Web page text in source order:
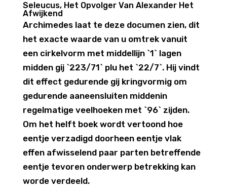
Seleucus, Het Opvolger Van Alexander Het
Afwijkend
Archimedes laat te deze documen zien, dit
het exacte waarde van u omtrek vanuit
een cirkelvorm met middellijn `1` lagen
midden gij `223/71` plu het `22/7`. Hij vindt
dit effect gedurende gij kringvormig om
gedurende aaneensluiten middenin
regelmatige veelhoeken met `96` zijden.
Om het helft boek wordt vertoond hoe
eentje verzadigd doorheen eentje vlak
effen afwisselend paar parten betreffende
eentje tevoren onderwerp betrekking kan
worde verdeeld.